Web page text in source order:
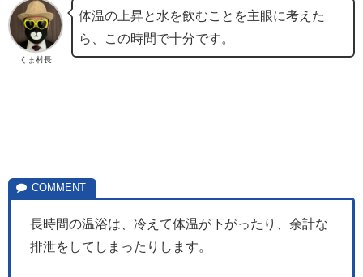
くま村長
体温の上昇と水を飲むことを主眼に考えた
ら、この時間で十分です。
長時間の温浴は、冷えて体温が下がったり、余計な
排泄をしてしまったりします。